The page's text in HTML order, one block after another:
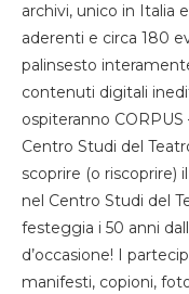
archivi, unico in Italia
aderenti e circa 180
palinsesto
contenuti digitali
ospiteranno
Centro Studi del
scoprire (o riscoprire)
nel Centro Studi del
festeggia i 50 anni
d’occasione! I
manifesti, copioni,